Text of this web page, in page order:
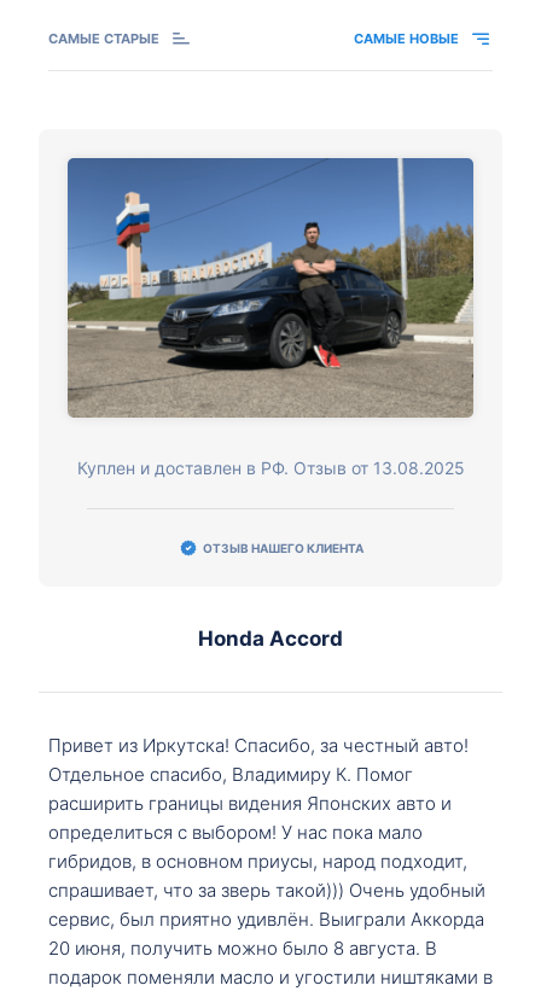
САМЫЕ СТАРЫЕ САМЫЕ НОВЫЕ
Куплен и доставлен в РФ. Отзыв от 13.08.2025
ОТЗЫВ НАШЕГО КЛИЕНТА
Honda Accord
Привет из Иркутска! Спасибо, за честный авто!
Отдельное спасибо, Владимиру К. Помог
расширить границы видения Японских авто и
определиться с выбором! У нас пока мало
гибридов, в основном приусы, народ подходит,
спрашивает, что за зверь такой))) Очень удобный
сервис, был приятно удивлён. Выиграли Аккорда
20 июня, получить можно было 8 августа. В
подарок поменяли масло и угостили ништяками в